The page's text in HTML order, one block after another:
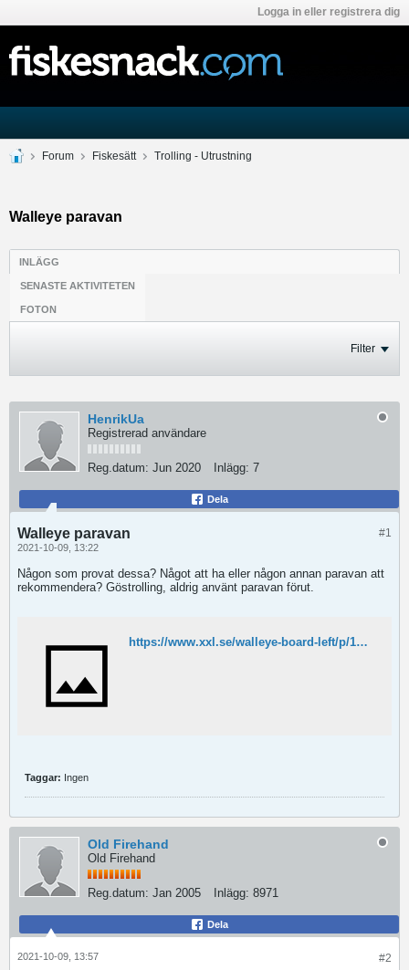
Logga in eller registrera dig
Forum Fiskesätt Trolling - Utrustning
Walleye paravan
INLÄGG
SENASTE AKTIVITETEN
FOTON
Filter
HenrikUa
Registrerad användare
Reg.datum: Jun 2020 Inlägg: 7
Dela
#1
Walleye paravan
2021-10-09, 13:22
Någon som provat dessa? Något att ha eller någon annan paravan att
rekommendera? Göstrolling, aldrig använt paravan förut.
https://www.xxl.se/walleye-board-left/p/1099021_1_style
Taggar: Ingen
Old Firehand
Old Firehand
Reg.datum: Jan 2005 Inlägg: 8971
Dela
#2
2021-10-09, 13:57